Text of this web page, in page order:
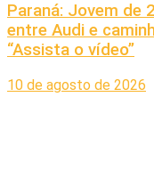
Paraná: Jovem de
entre Audi e
“Assista o vídeo”
10 de agosto de 2026